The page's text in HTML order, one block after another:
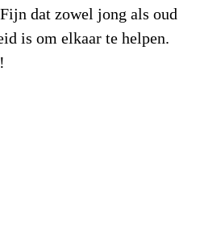
dat zowel jong als oud
is om elkaar te helpen.